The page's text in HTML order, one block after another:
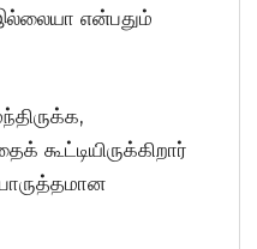
என்பதும்